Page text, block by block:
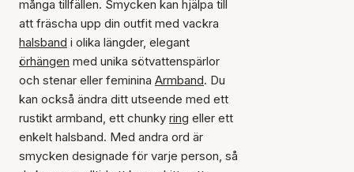
många tillfällen. Smycken kan hjälpa till
att fräscha upp din outfit med vackra
halsband i olika längder, elegant
örhängen med unika sötvattenspärlor
och stenar eller feminina Armband. Du
kan också ändra ditt utseende med ett
rustikt armband, ett chunky ring eller ett
enkelt halsband. Med andra ord är
smycken designade för varje person, så